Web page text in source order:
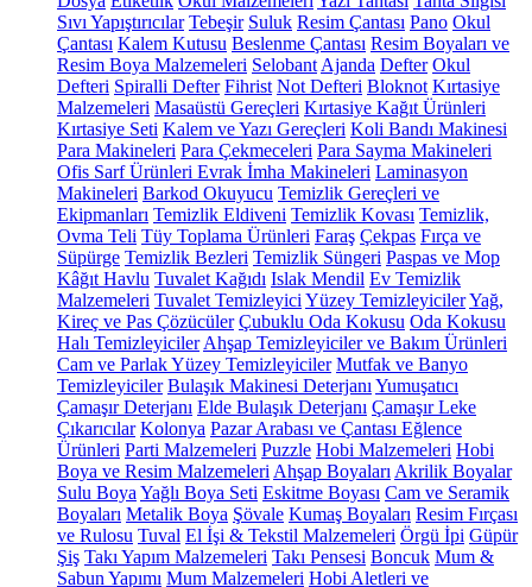
Sıvı Yapıştırıcılar Tebeşir Suluk Resim Çantası Pano Okul
Çantası Kalem Kutusu Beslenme Çantası Resim Boyaları ve
Resim Boya Malzemeleri Selobant Ajanda Defter Okul
Defteri Spiralli Defter Fihrist Not Defteri Bloknot Kırtasiye
Malzemeleri Masaüstü Gereçleri Kırtasiye Kağıt Ürünleri
Kırtasiye Seti Kalem ve Yazı Gereçleri Koli Bandı Makinesi
Para Makineleri Para Çekmeceleri Para Sayma Makineleri
Ofis Sarf Ürünleri Evrak İmha Makineleri Laminasyon
Makineleri Barkod Okuyucu Temizlik Gereçleri ve
Ekipmanları Temizlik Eldiveni Temizlik Kovası Temizlik,
Ovma Teli Tüy Toplama Ürünleri Faraş Çekpas Fırça ve
Süpürge Temizlik Bezleri Temizlik Süngeri Paspas ve Mop
Kâğıt Havlu Tuvalet Kağıdı Islak Mendil Ev Temizlik
Malzemeleri Tuvalet Temizleyici Yüzey TemizleyicilerYağ,
Kireç ve Pas Çözücüler Çubuklu Oda Kokusu Oda Kokusu
Halı Temizleyiciler Ahşap Temizleyiciler ve Bakım Ürünleri
Cam ve Parlak Yüzey Temizleyiciler Mutfak ve Banyo
Temizleyiciler Bulaşık Makinesi Deterjanı Yumuşatıcı
Çamaşır Deterjanı Elde Bulaşık Deterjanı Çamaşır Leke
Çıkarıcılar Kolonya Pazar Arabası ve Çantası Eğlence
Ürünleri Parti Malzemeleri Puzzle Hobi Malzemeleri Hobi
Boya ve Resim Malzemeleri Ahşap Boyaları Akrilik Boyalar
Sulu Boya Yağlı Boya Seti Eskitme Boyası Cam ve Seramik
Boyaları Metalik Boya Şövale Kumaş Boyaları Resim Fırçası
ve Rulosu Tuval El İşi & Tekstil Malzemeleri Örgü İpi Güpür
Şiş Takı Yapım Malzemeleri Takı Pensesi Boncuk Mum &
Sabun Yapımı Mum Malzemeleri Hobi Aletleri ve